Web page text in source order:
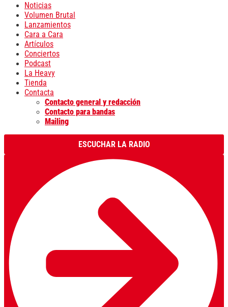
Noticias
Volumen Brutal
Lanzamientos
Cara a Cara
Artículos
Conciertos
Podcast
La Heavy
Tienda
Contacta
Contacto general y redacción
Contacto para bandas
Mailing
ESCUCHAR LA RADIO